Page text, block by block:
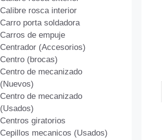
Calibre rosca interior
Carro porta soldadora
Carros de empuje
Centrador (Accesorios)
Centro (brocas)
Centro de mecanizado
(Nuevos)
Centro de mecanizado
(Usados)
Centros giratorios
Cepillos mecanicos (Usados)